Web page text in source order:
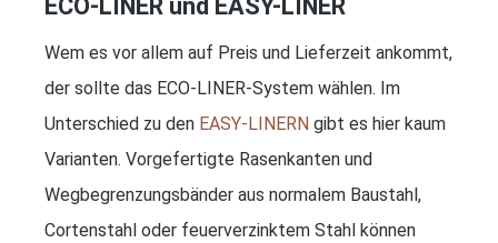
ECO-LINER und EASY-LINER
Wem es vor allem auf Preis und Lieferzeit ankommt,
der sollte das ECO‐LINER‐System wählen. Im
Unterschied zu den EASY-LINERN gibt es hier kaum
Varianten. Vorgefertigte Rasenkanten und
Wegbegrenzungsbänder aus normalem Baustahl,
Cortenstahl oder feuerverzinktem Stahl können